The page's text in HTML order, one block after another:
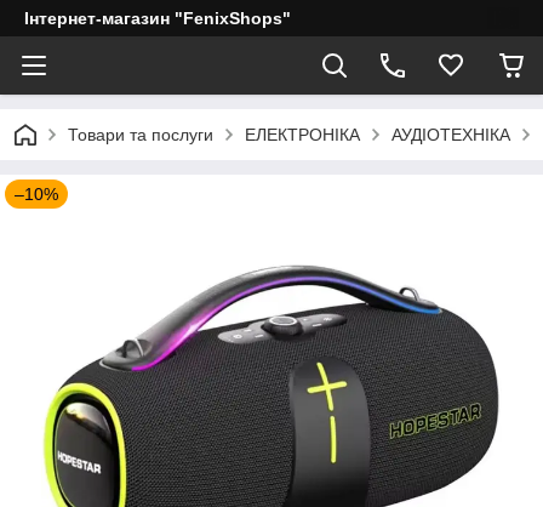
Інтернет-магазин "FenixShops"
Товари та послуги ЕЛЕКТРОНІКА АУДІОТЕХНІКА
–10%